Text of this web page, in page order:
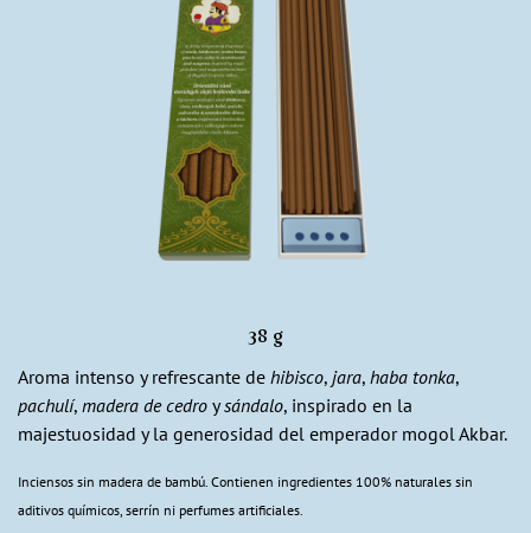
38 g
Aroma intenso y refrescante de hibisco, jara, haba tonka,
pachulí, madera de cedro ysándalo, inspirado en la
majestuosidad y la generosidad del emperador mogol Akbar.
Inciensos sin madera de bambú. Contienen ingredientes 100% naturales sin
aditivos químicos, serrín ni perfumes artificiales.